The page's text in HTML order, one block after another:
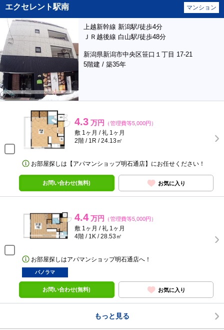
エクセレント駅南 マンション
上越新幹線 新潟駅/徒歩4分
ＪＲ越後線 白山駅/徒歩48分
新潟県新潟市中央区笹口１丁目 17-21
5階建 / 築35年
4.3 万円 （管理費等5,000円）
敷 1ヶ月 / 礼 1ヶ月
2階 / 1R / 24.13㎡
お部屋探しは【アパマンショップ明石通店】にお任せください！
お問い合わせ(無料) お気に入り
4.4 万円 （管理費等5,000円）
敷 1ヶ月 / 礼 1ヶ月
4階 / 1K / 28.53㎡
お部屋探しはアパマンショップ明石通店へ！
パノラマ
お問い合わせ(無料) お気に入り
もっと見る